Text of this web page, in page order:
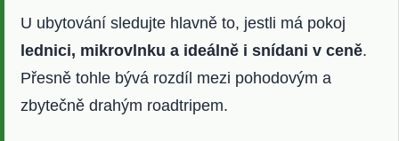
U ubytování sledujte hlavně to, jestli má pokoj
lednici, mikrovlnku a ideálně i snídani v ceně.
Přesně tohle bývá rozdíl mezi pohodovým a
zbytečně drahým roadtripem.